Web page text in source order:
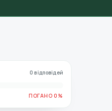
0 відповідей
ПОГАНО 0%